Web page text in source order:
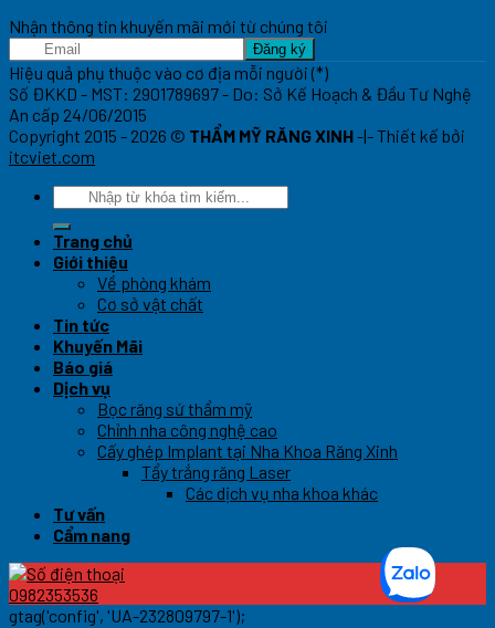
Nhận thông tin khuyến mãi mới từ chúng tôi
Hiệu quả phụ thuộc vào cơ địa mỗi người (*)
Số ĐKKD - MST: 2901789697 - Do: Sở Kế Hoạch & Đầu Tư Nghệ
An cấp 24/06/2015
Copyright 2015 - 2026 © THẨM MỸ RĂNG XINH-|- Thiết kế bởi
itcviet.com
Trang chủ
Giới thiệu
Về phòng khám
Cơ sở vật chất
Tin tức
Khuyến Mãi
Báo giá
Dịch vụ
Bọc răng sứ thẩm mỹ
Chỉnh nha công nghệ cao
Cấy ghép Implant tại Nha Khoa Răng Xinh
Tẩy trắng răng Laser
Các dịch vụ nha khoa khác
Tư vấn
Cẩm nang
0982353536
gtag('config', 'UA-232809797-1');